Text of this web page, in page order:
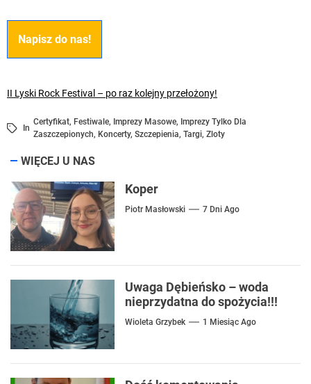
Napisz do nas!
II Lyski Rock Festival – po raz kolejny przełożony!
In
Certyfikat, Festiwale, Imprezy Masowe, Imprezy Tylko Dla
Zaszczepionych, Koncerty, Szczepienia, Targi, Zloty
WIĘCEJ U NAS
Koper
Piotr Masłowski 7 Dni Ago
Uwaga Dębieńsko – woda
nieprzydatna do spożycia!!!
Wioleta Grzybek 1 Miesiąc Ago